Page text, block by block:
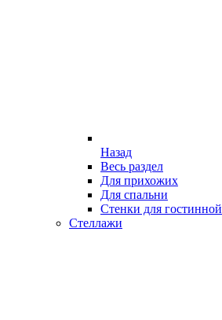
Назад
Весь раздел
Для прихожих
Для спальни
Стенки для гостинной
Стеллажи